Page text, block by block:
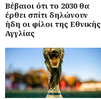
Βέβαιοι ότι το 2030 θα
έρθει σπίτι δηλώνουν
ήδη οι φίλοι της Εθνικής
Αγγλίας